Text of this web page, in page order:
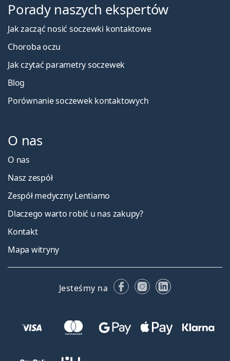
Porady naszych ekspertów
Jak zacząć nosić soczewki kontaktowe
Choroba oczu
Jak czytać parametry soczewek
Blog
Porównanie soczewek kontaktowych
O nas
O nas
Nasz zespół
Zespół medyczny Lentiamo
Dlaczego warto robić u nas zakupy?
Kontakt
Mapa witryny
Jesteśmy na FacebookuInstagramie
LinkedIn